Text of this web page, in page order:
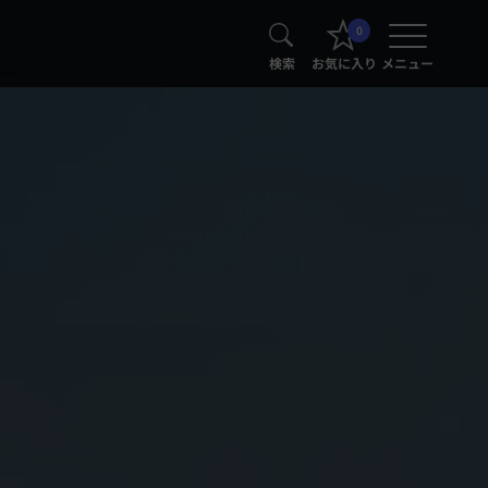
検索
0
お気に入り メニュー